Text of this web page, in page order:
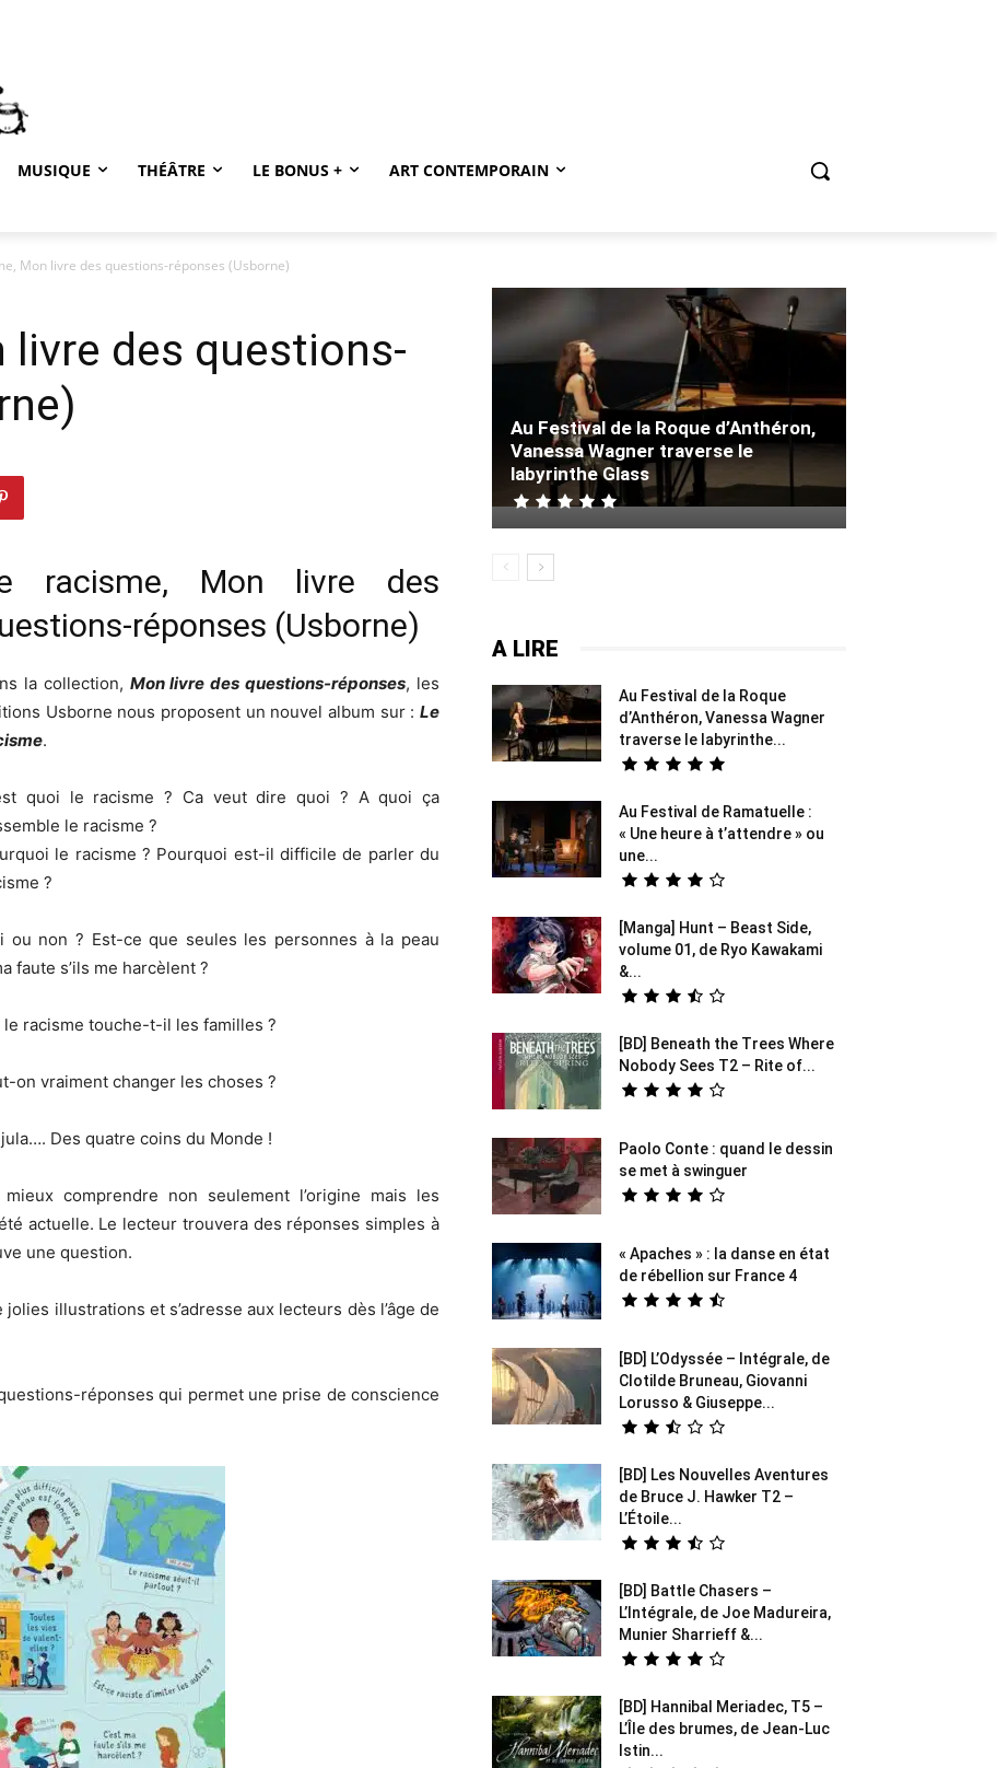
MUSIQUE THÉÂTRE LE BONUS + ART CONTEMPORAIN
Mon livre des questions-réponses (Usborne)
livre des questions-
racisme, Mon livre des
réponses (Usborne)
la collection, Mon livre des questions-réponses, les
Usborne nous proposent un nouvel album sur : Le
.
quoi le racisme ? Ca veut dire quoi ? A quoi ça
le racisme ?
le racisme ? Pourquoi est-il difficile de parler du
?
ou non ? Est-ce que seules les personnes à la peau
faute s’ils me harcèlent ?
racisme touche-t-il les familles ?
on vraiment changer les choses ?
Des quatre coins du Monde !
comprendre non seulement l’origine mais les
actuelle. Le lecteur trouvera des réponses simples à
une question.
illustrations et s’adresse aux lecteurs dès l’âge de
réponses qui permet une prise de conscience
Au Festival de la Roque d’Anthéron,
Vanessa Wagner traverse le
labyrinthe Glass
A LIRE
Au Festival de la Roque
d’Anthéron, Vanessa Wagner
traverse le labyrinthe...
Au Festival de Ramatuelle :
« Une heure à t’attendre » ou
une...
[Manga] Hunt – Beast Side,
volume 01, de Ryo Kawakami
&...
[BD] Beneath the Trees Where
Nobody Sees T2 – Rite of...
Paolo Conte : quand le dessin
se met à swinguer
« Apaches » : la danse en état
de rébellion sur France 4
[BD] L’Odyssée – Intégrale, de
Clotilde Bruneau, Giovanni
Lorusso & Giuseppe...
[BD] Les Nouvelles Aventures
de Bruce J. Hawker T2 –
L’Étoile...
[BD] Battle Chasers –
L’Intégrale, de Joe Madureira,
Munier Sharrieff &...
[BD] Hannibal Meriadec, T5 –
L’Île des brumes, de Jean-Luc
Istin...